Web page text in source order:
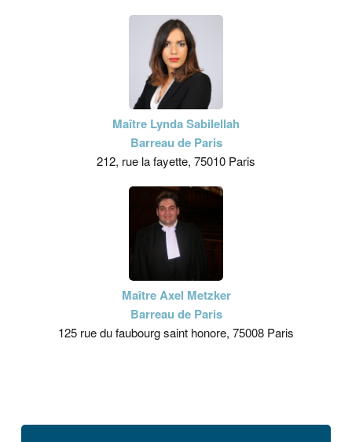
Maître Lynda Sabilellah
Barreau de Paris
212, rue la fayette, 75010 Paris
Maître Axel Metzker
Barreau de Paris
125 rue du faubourg saint honore, 75008 Paris